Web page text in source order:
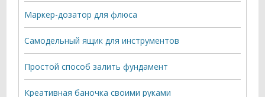
Маркер-дозатор для флюса
Самодельный ящик для инструментов
Простой способ залить фундамент
Креативная баночка своими руками